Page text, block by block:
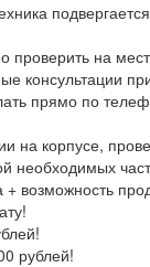
проверить на
консультации
прямо по
на корпусе,
необходимых
возможность
рублей!